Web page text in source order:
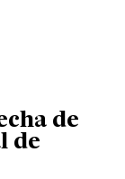
de
de